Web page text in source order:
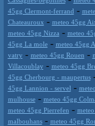
45gg Clermont-ferrand -
Chateauroux - meteo 45gg
meteo 45gg Nizza - meteo
45gg La mole- meteo 45gg
vatry - meteo 45gg Rouen -
Villacoublay - meteo 45gg
45gg Cherbourg - maupertus
45gg Lannion - servel -
mulhouse- meteo 45gg
meteo 45gg Pierrefen -
malbouhans- meteo 45gg